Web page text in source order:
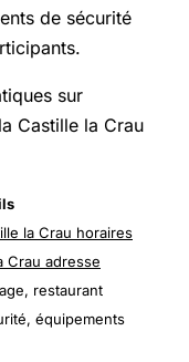
de sécurité
sur
Castille la Crau
la Crau horaires
Crau adresse
restaurant
équipements